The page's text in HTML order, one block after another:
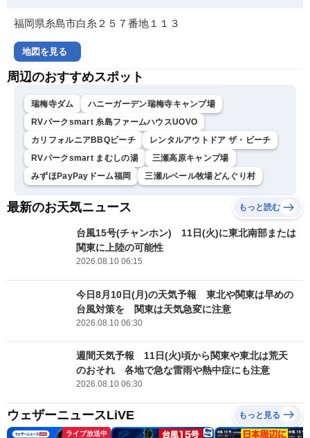
福岡県糸島市白糸２５７番地１１３
地図を見る
周辺のおすすめスポット
瑞梅寺ダム
ハニーガーデン瑞梅寺キャンプ場
RVパークsmart 糸島ファームハウスUOVO
カリフォルニアBBQビーチ
レンタルアウトドア ザ・ビーチ
RVパークsmart まむしの湯
三瀬高原キャンプ場
みずほPayPayドーム福岡
三瀬ルベール牧場どんぐり村
最新のお天気ニュース もっと読む
台風15号(チャンホン) 11日(火)に東北南部または
関東に上陸の可能性
2026.08.10 06:15
今日8月10日(月)の天気予報 東北や関東は早めの
台風対策を 関東は天気急変に注意
2026.08.10 06:30
週間天気予報 11日(火)頃から関東や東北は荒天
のおそれ 各地で急な雷雨や熱中症にも注意
2026.08.10 06:30
ウェザーニュースLiVE もっと見る
ライブ放送中